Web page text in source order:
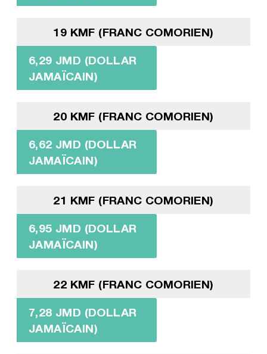
19 KMF (FRANC COMORIEN)
6,29 JMD (DOLLAR
JAMAÏCAIN)
20 KMF (FRANC COMORIEN)
6,62 JMD (DOLLAR
JAMAÏCAIN)
21 KMF (FRANC COMORIEN)
6,95 JMD (DOLLAR
JAMAÏCAIN)
22 KMF (FRANC COMORIEN)
7,28 JMD (DOLLAR
JAMAÏCAIN)